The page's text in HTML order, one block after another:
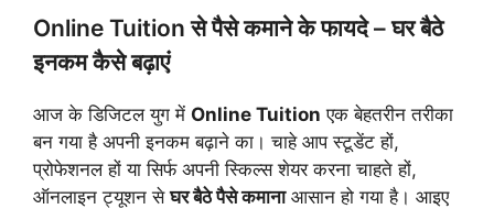
Online Tuition से पैसे कमाने के फायदे – घर बैठे
इनकम कैसे बढ़ाएं
आज के डिजिटल युग में Online Tuition एक बेहतरीन तरीका
बन गया है अपनी इनकम बढ़ाने का। चाहे आप स्टूडेंट हों,
प्रोफेशनल हों या सिर्फ अपनी स्किल्स शेयर करना चाहते हों,
ऑनलाइन ट्यूशन सेघर बैठे पैसे कमानाआसान हो गया है। आइए